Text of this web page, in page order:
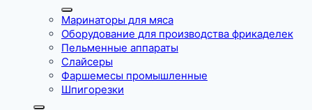
Маринаторы для мяса
Оборудование для производства фрикаделек
Пельменные аппараты
Слайсеры
Фаршемесы промышленные
Шпигорезки